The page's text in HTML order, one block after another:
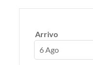
Arrivo
6 Ago